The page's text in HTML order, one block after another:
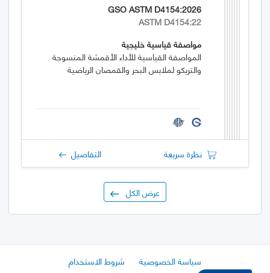
GSO ASTM D4154:2026
ASTM D4154:22
مواصفة قياسية خليجية
المواصفة القياسية للأداء الأقمشة المنسوجة
والتريكو لملابس البحر والقمصان الرياضية
نظرة سريعة التفاصيل
عرض الكل
سياسة الخصوصية شروط الاستخدام